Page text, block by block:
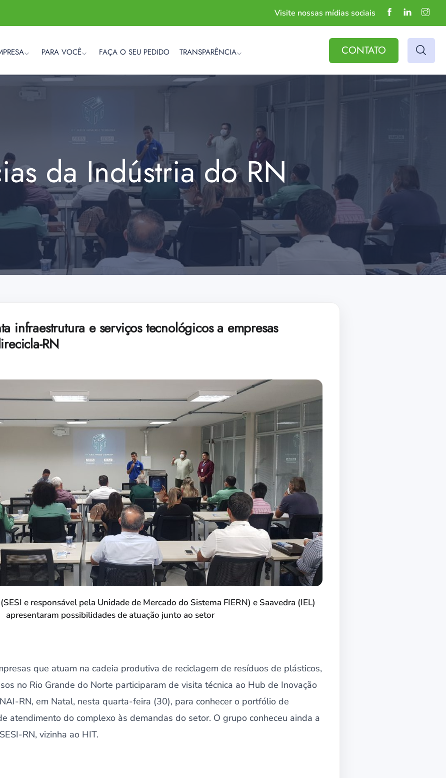
Visite nossas mídias sociais
PARA VOCÊ FAÇA O SEU PEDIDO TRANSPARÊNCIA CONTATO
da Indústria do RN
infraestrutura e serviços tecnológicos a empresas
RN
e responsável pela Unidade de Mercado do Sistema FIERN) e Saavedra (IEL)
apresentaram possibilidades de atuação junto ao setor
que atuam na cadeia produtiva de reciclagem de resíduos de plásticos,
no Rio Grande do Norte participaram de visita técnica ao Hub de Inovação
RN, em Natal, nesta quarta-feira (30), para conhecer o portfólio de
atendimento do complexo às demandas do setor. O grupo conheceu ainda a
RN, vizinha ao HIT.